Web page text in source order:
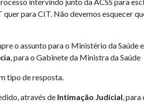
para CIT. Não devemos esquecer
o assunto para o Ministério da
, para o Gabinete da Ministra da Saúde
tipo de resposta.
através de Intimação Judicial, para